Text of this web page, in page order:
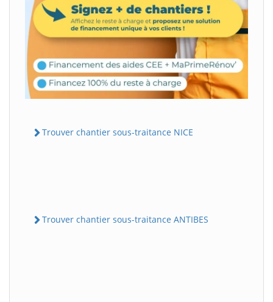
Trouver chantier sous-traitance NICE
Trouver chantier sous-traitance ANTIBES